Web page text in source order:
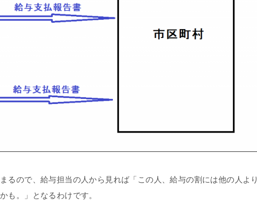
るので、給与担当の人から見れば「この人、給与の割には他の人より
も。」となるわけです。